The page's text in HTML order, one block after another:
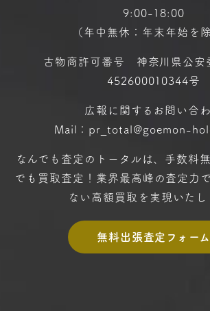
9:00-18:00
（年中無休：年末年始を
古物商許可番号 神奈川県公
452600010344号
広報に関するお問い合
Mail：pr_total@goemon-
なんでも査定のトータルは、手数料
でも買取査定！ 業界最高峰の査定力
ない高額買取を実現いたし
無料出張査定フォーム